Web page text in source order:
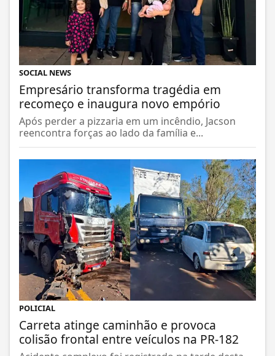
SOCIAL NEWS
Empresário transforma tragédia em
recomeço e inaugura novo empório
Após perder a pizzaria em um incêndio, Jacson
reencontra forças ao lado da família e...
POLICIAL
Carreta atinge caminhão e provoca
colisão frontal entre veículos na PR-182